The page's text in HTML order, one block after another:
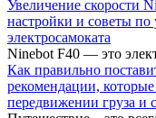
Увеличение скорости
настройки и советы
электросамоката
Ninebot F40 — это
Как правильно
рекомендации,
передвижении груза и